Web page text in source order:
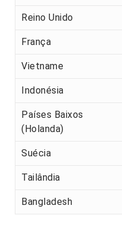
Reino Unido
França
Vietname
Indonésia
Países Baixos
(Holanda)
Suécia
Tailândia
Bangladesh